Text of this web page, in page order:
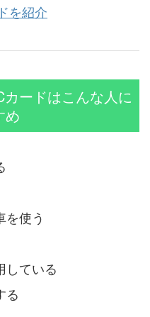
を紹介
ードはこんな人に
め
を使う
している
る